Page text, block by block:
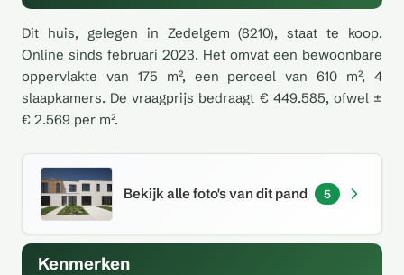
Dit huis, gelegen in Zedelgem (8210), staat te koop.
Online sinds februari 2023. Het omvat een bewoonbare
oppervlakte van 175 m², een perceel van 610 m², 4
slaapkamers. De vraagprijs bedraagt € 449.585, ofwel ±
€ 2.569 per m².
Bekijk alle foto's van dit pand 5
Kenmerken